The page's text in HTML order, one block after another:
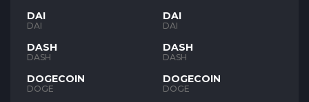
DAI
DAI
DASH
DASH
DOGECOIN
DOGE
DAI
DAI
DASH
DASH
DOGECOIN
DOGE